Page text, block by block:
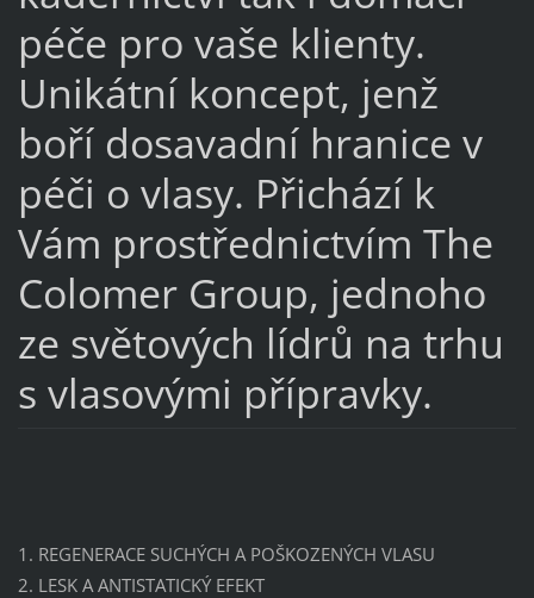
péče pro vaše klienty.
Unikátní koncept, jenž
boří dosavadní hranice v
péči o vlasy. Přichází k
Vám prostřednictvím The
Colomer Group, jednoho
ze světových lídrů na trhu
s vlasovými přípravky.
1. REGENERACE SUCHÝCH A POŠKOZENÝCH VLASU
2. LESK A ANTISTATICKÝ EFEKT